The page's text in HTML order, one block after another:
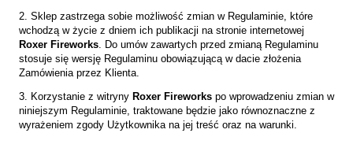
2. Sklep zastrzega sobie możliwość zmian w Regulaminie, które
wchodzą w życie z dniem ich publikacji na stronie internetowej
Roxer Fireworks. Do umów zawartych przed zmianą Regulaminu
stosuje się wersję Regulaminu obowiązującą w dacie złożenia
Zamówienia przez Klienta.
3. Korzystanie z witryny Roxer Fireworks po wprowadzeniu zmian w
niniejszym Regulaminie, traktowane będzie jako równoznaczne z
wyrażeniem zgody Użytkownika na jej treść oraz na warunki.